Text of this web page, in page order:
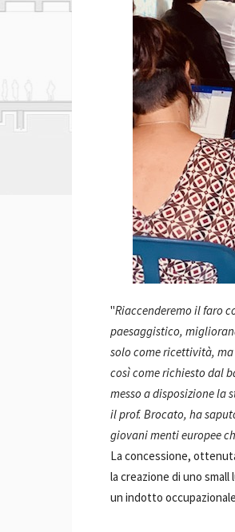
"Riaccenderemo il faro
paesaggistico,
solo come ricettività,
così come richiesto dal
messo a disposizione la
il prof. Brocato, ha
giovani menti europee
La concessione,
la creazione di uno
un indotto